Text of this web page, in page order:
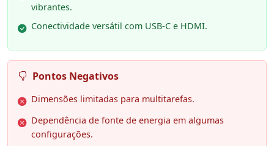
vibrantes.
Conectividade versátil com USB-C e HDMI.
Pontos Negativos
Dimensões limitadas para multitarefas.
Dependência de fonte de energia em algumas
configurações.